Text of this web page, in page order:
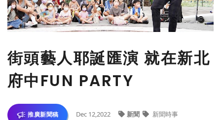
街頭藝人耶誕匯演 就在新北
府中FUN PARTY
推廣新聞稿 Dec 12,2022 新聞 新聞時事